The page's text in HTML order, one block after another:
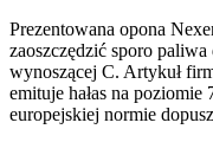
Prezentowana opona
zaoszczędzić sporo
wynoszącej C. Artykuł
emituje hałas na
europejskiej normie